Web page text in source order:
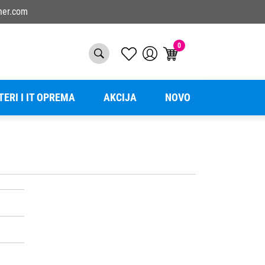
0
I IT OPREMA AKCIJA NOVO